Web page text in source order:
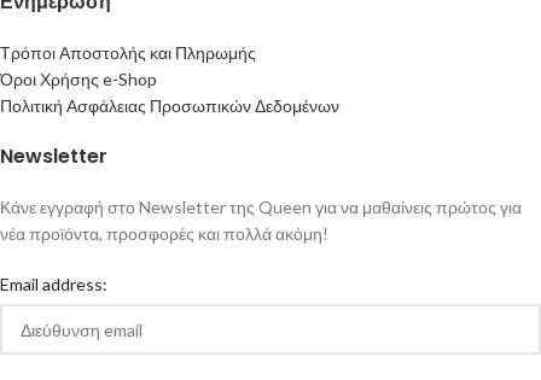
Τρόποι Αποστολής και Πληρωμής
Όροι Χρήσης e-Shop
Πολιτική Ασφάλειας Προσωπικών Δεδομένων
Newsletter
Κάνε εγγραφή στο Newsletter της Queen για να μαθαίνεις πρώτος για
νέα προϊόντα, προσφορές και πολλά ακόμη!
Email address: